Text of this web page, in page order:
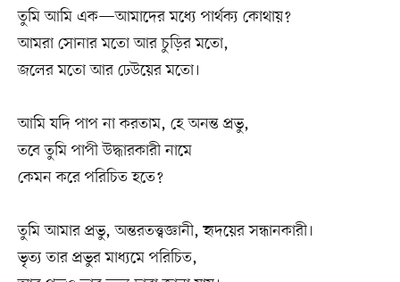
তুমি আমি এক—আমাদের মধ্যে পার্থক্য কোথায়?
আমরা সোনার মতো আর চুড়ির মতো,
জলের মতো আর ঢেউয়ের মতো।
আমি যদি পাপ না করতাম, হে অনন্ত প্রভু,
তবে তুমি পাপী উদ্ধারকারী নামে
কেমন করে পরিচিত হতে?
তুমি আমার প্রভু, অন্তরতত্ত্বজ্ঞানী, হৃদয়ের সন্ধানকারী।
ভৃত্য তার প্রভুর মাধ্যমে পরিচিত,